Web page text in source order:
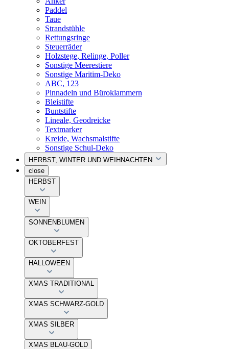
Paddel
Taue
Strandstühle
Rettungsringe
Steuerräder
Holzstege, Relinge, Poller
Sonstige Meerestiere
Sonstige Maritim-Deko
ABC, 123
Pinnadeln und Büroklammern
Bleistifte
Buntstifte
Lineale, Geodreicke
Textmarker
Kreide, Wachsmalstifte
Sonstige Schul-Deko
HERBST, WINTER UND WEIHNACHTEN
close
HERBST
WEIN
SONNENBLUMEN
OKTOBERFEST
HALLOWEEN
XMAS TRADITIONAL
XMAS SCHWARZ-GOLD
XMAS SILBER
XMAS BLAU-GOLD